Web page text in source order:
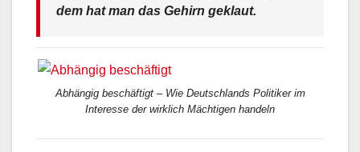
dem hat man das Gehirn geklaut.
Abhängig beschäftigt – Wie Deutschlands Politiker im
Interesse der wirklich Mächtigen handeln